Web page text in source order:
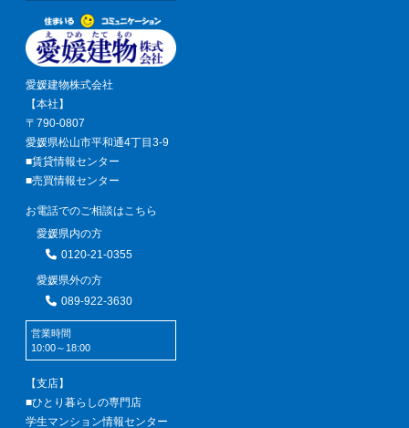
愛媛建物株式会社
【本社】
〒790-0807
愛媛県松山市平和通4丁目3-9
■賃貸情報センター
■売買情報センター
お電話でのご相談はこちら
愛媛県内の方
0120-21-0355
愛媛県外の方
089-922-3630
営業時間
10:00～18:00
【支店】
■ひとり暮らしの専門店
学生マンション情報センター